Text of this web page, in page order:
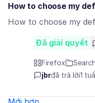
How to choose my
How to choose my
Đã giải quyết
Firefox Search
jbrđã trả lời1